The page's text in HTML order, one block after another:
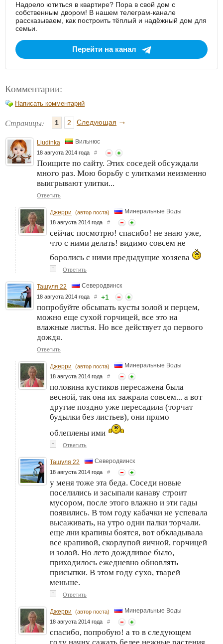
Надоело ютиться в квартире? Пора в свой дом с
собственным двором! В нашем телеграм-канале
рассказываем, как построить тёплый и надёжный дом для
семьи.
Перейти на канал
Комментарии:
Написать комментарий
Страницы: 1 2 Следующая →
Liudinka Вильнюс
18 августа 2014 года #
Поищите по сайту. Этих соседей обсуждали
много раз. Мою борьбу с улитками неизменно
выигрывают улитки...
Ответить
Джерри (автор поста) Минеральные Воды
18 августа 2014 года #
сейчас посмотрю! спасибо! не знаю уже,
что с ними делать! видимо совсем не
боролись с ними предыдущие хозяева
↑ Ответить
Ташуля 22 Северодвинск
18 августа 2014 года # +1
попробуйте обсыпать кусты золой и перцем,
можно еще сухой горчицей, все это на
влажные листья. Но все действует до первого
дождя.
Ответить
Джерри (автор поста) Минеральные Воды
18 августа 2014 года #
половина кустиков пересажена была
весной, так она их зажрала совсем... а вот
другие поздно уже пересадила (торчат
будылки без листьев), они прямо
облеплены ими
↑ Ответить
Ташуля 22 Северодвинск
18 августа 2014 года #
у меня тоже эта беда. Соседи новые
поселились и засыпали канаву строит
мусором, после этого влажно и эти гады
появились. В том году кабачки не успевала
высаживать, на утро одни палки торчали.
еще лни крапивы боятся, вот обкладывала
все крапивой, скорлупой яичной, горчицей
и золой. Но лето дождливое было,
приходилось ежедневно обновлять
присыпки. В этом году сухо, тварей
меньше.
↑ Ответить
Джерри (автор поста) Минеральные Воды
18 августа 2014 года #
спасибо, попробую! а то в следующем